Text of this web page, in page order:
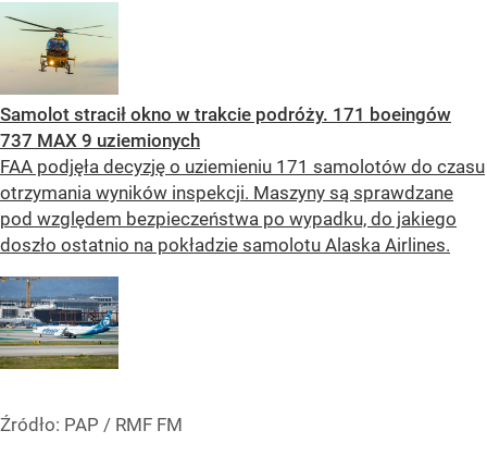
Samolot stracił okno w trakcie podróży. 171 boeingów
737 MAX 9 uziemionych
FAA podjęła decyzję o uziemieniu 171 samolotów do czasu
otrzymania wyników inspekcji. Maszyny są sprawdzane
pod względem bezpieczeństwa po wypadku, do jakiego
doszło ostatnio na pokładzie samolotu Alaska Airlines.
Źródło: PAP / RMF FM